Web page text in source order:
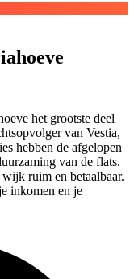
het grootste deel
van Vestia,
hebben de afgelopen
van de flats.
ruim en betaalbaar.
inkomen en je